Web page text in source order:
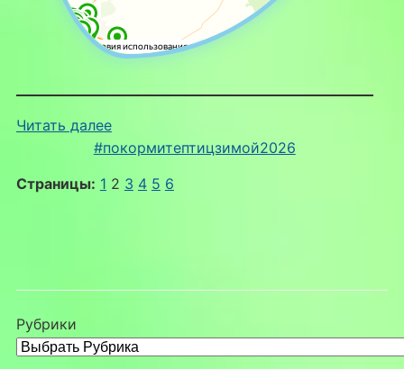
Читать далее:
Покормите
зимой
#покормитептицзимой2026
Страницы: 1 2 3 4 5 6
Рубрики